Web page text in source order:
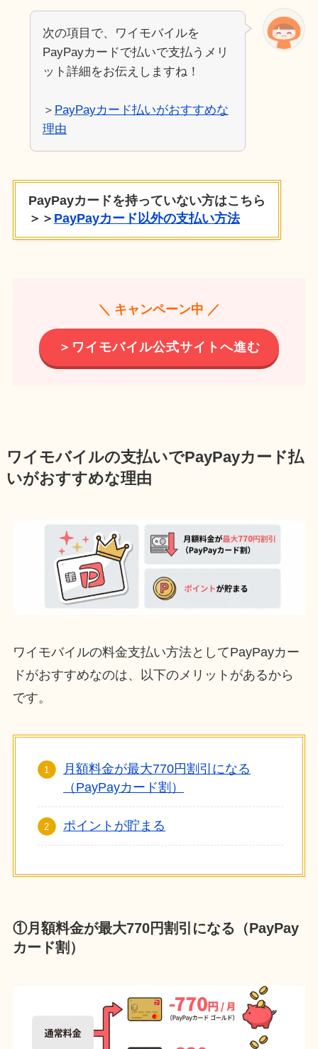
次の項目で、ワイモバイルを
PayPayカードで払いで支払うメリ
ット詳細をお伝えしますね！
＞ PayPayカード払いがおすすめな
理由
PayPayカードを持っていない方はこちら
＞＞ PayPayカード以外の支払い方法
＼ キャンペーン中 ／
＞ワイモバイル公式サイトへ進む
ワイモバイルの支払いでPayPayカード払
いがおすすめな理由
ワイモバイルの料金支払い方法としてPayPayカー
ドがおすすめなのは、以下のメリットがあるから
です。
月額料金が最大770円割引になる
（PayPayカード割）
ポイントが貯まる
①月額料金が最大770円割引になる（PayPay
カード割）